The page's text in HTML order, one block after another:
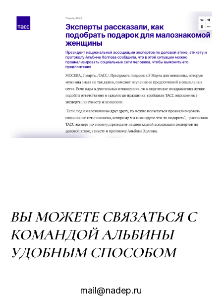
ВЫ МОЖЕТЕ СВЯЗАТЬСЯ С
КОМАНДОЙ АЛЬБИНЫ
УДОБНЫМ СПОСОБОМ
mail@nadep.ru